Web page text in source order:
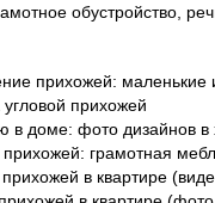
обустройство,
прихожей: маленькие
прихожей
в доме: фото дизайнов в
грамотная
в квартире